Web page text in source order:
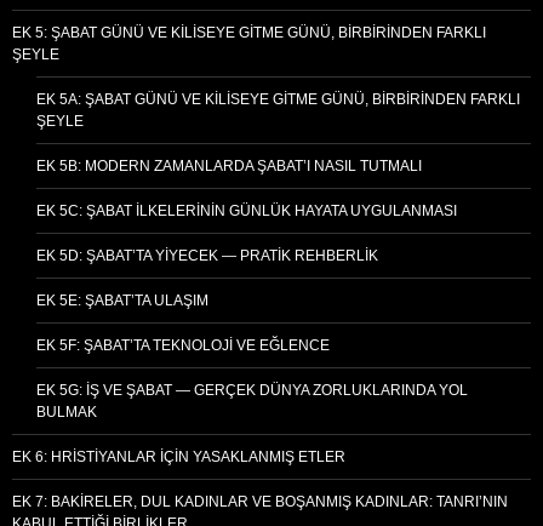
EK 5: ŞABAT GÜNÜ VE KILISEYE GITME GÜNÜ, BIRBIRINDEN FARKLI
ŞEYLE
EK 5A: ŞABAT GÜNÜ VE KILISEYE GITME GÜNÜ, BIRBIRINDEN FARKLI
ŞEYLE
EK 5B: MODERN ZAMANLARDA ŞABAT’I NASIL TUTMALI
EK 5C: ŞABAT İLKELERININ GÜNLÜK HAYATA UYGULANMASI
EK 5D: ŞABAT’TA YIYECEK — PRATIK REHBERLIK
EK 5E: ŞABAT’TA ULAŞIM
EK 5F: ŞABAT’TA TEKNOLOJI VE EĞLENCE
EK 5G: İŞ VE ŞABAT — GERÇEK DÜNYA ZORLUKLARINDA YOL
BULMAK
EK 6: HRISTIYANLAR İÇIN YASAKLANMIŞ ETLER
EK 7: BAKIRELER, DUL KADINLAR VE BOŞANMIŞ KADINLAR: TANRI’NIN